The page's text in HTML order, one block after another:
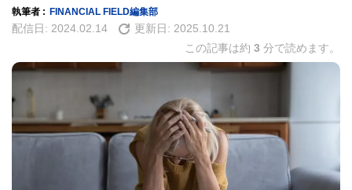
執筆者 : FINANCIAL FIELD編集部
配信日: 2024.02.14 更新日: 2025.10.21
この記事は約 3 分で読めます。